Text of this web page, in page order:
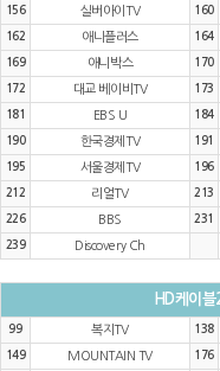
156 실버아이TV 160
162 애니플러스 164
169 애니박스 170
172 대교 베이비TV 173
181 EBS U 184
190 한국경제TV 191
195 서울경제TV 196
212 리얼TV 213
226 BBS 231
239 Discovery Ch
HD케이
99 복지TV 138
149 MOUNTAIN TV 176